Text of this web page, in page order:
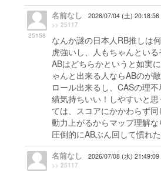
25158
名前なし 2026/07/04 (土) 20:18:56
>> 25117
なんか謎の日本人RB推しは
虎強いし、人もちゃんといる
ABはどちらかというと如実
ゃんと出来る人ならABのが
ロール出来るし、CASの理
績気持ちいい！しやすいと
ては、スコアにかかわらず
動力上がるからマップ理解
圧倒的にABぶん回して慣れた
名前なし 2026/07/08 (水) 21:49:09
>> 25117